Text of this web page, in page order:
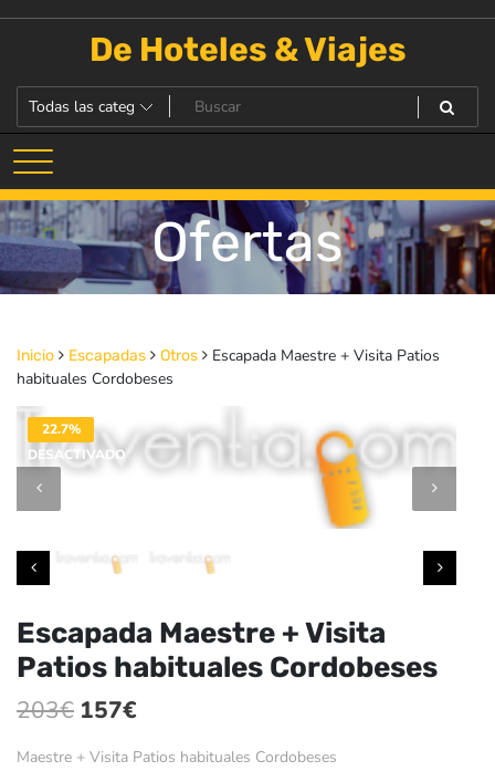
De Hoteles & Viajes
Ofertas
Inicio Escapadas Otros
Escapada Maestre + Visita Patios
habituales Cordobeses
22.7%
DESACTIVADO
Escapada Maestre + Visita
Patios habituales Cordobeses
203€ El
precio
157€
precio
Maestre + Visita Patios habituales Cordobeses